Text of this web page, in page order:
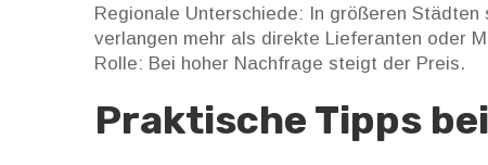
Regionale Unterschiede: In größeren
verlangen mehr als direkte Lieferanten oder
Rolle: Bei hoher Nachfrage steigt der Preis.
Praktische Tipps